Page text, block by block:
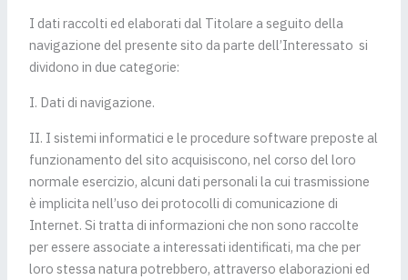
I dati raccolti ed elaborati dal Titolare a seguito della
navigazione del presente sito da parte dell’Interessato si
dividono in due categorie:
I. Dati di navigazione.
II. I sistemi informatici e le procedure software preposte al
funzionamento del sito acquisiscono, nel corso del loro
normale esercizio, alcuni dati personali la cui trasmissione
è implicita nell’uso dei protocolli di comunicazione di
Internet. Si tratta di informazioni che non sono raccolte
per essere associate a interessati identificati, ma che per
loro stessa natura potrebbero, attraverso elaborazioni ed